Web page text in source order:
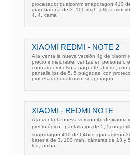
procesador qualcomm snapdragon 410
gran batería de 3. 100 mah. utiliza miui
4. 4. cáma
XIAOMI REDMI - NOTE 2
A la venta la nueva versión 4g de xiaomi
precio inmejorable. ventas en persona o
contrarreembolso a paquete abierto, con
pantalla ips de 5, 5 pulgadas, con
procesador qualcomm snapdragon
XIAOMI - REDMI NOTE
A la venta la nueva versión 4g de xiaomi
precio único . pantalla ips de 5, 5con
snapdragon 410 de 64bits, gpu adreno
batería de 3. 100 mah. cámaras de 13 y
led, amba